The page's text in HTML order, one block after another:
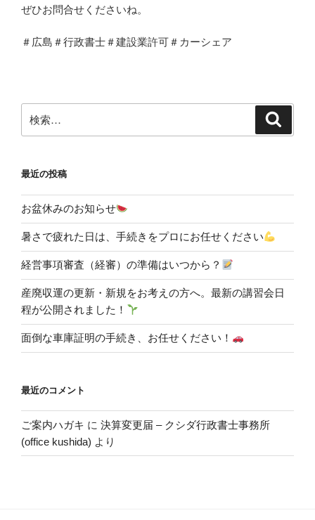
ぜひお問合せくださいね。
＃広島＃行政書士＃建設業許可＃カーシェア
索:
最近の投稿
お盆休みのお知らせ
暑さで疲れた日は、手続きをプロにお任せください
経営事項審査（経審）の準備はいつから？
産廃収運の更新・新規をお考えの方へ。最新の講習会日
程が公開されました！
面倒な車庫証明の手続き、お任せください！
最近のコメント
ご案内ハガキ に 決算変更届 – クシダ行政書士事務所
(office kushida) より